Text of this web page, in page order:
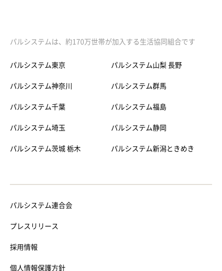
パルシステムは、約170万世帯が加入する生活協同組合です
パルシステム東京
パルシステム神奈川
パルシステム千葉
パルシステム埼玉
パルシステム茨城 栃木
パルシステム山梨 長野
パルシステム群馬
パルシステム福島
パルシステム静岡
パルシステム新潟ときめき
パルシステム連合会
プレスリリース
採用情報
個人情報保護方針